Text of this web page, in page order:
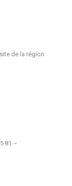
de la région
81 –